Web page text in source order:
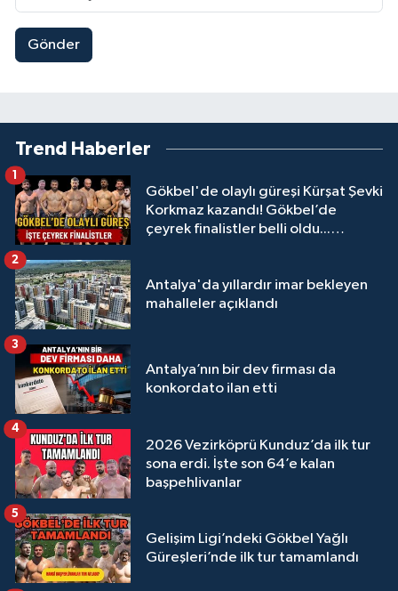
Gönder
Trend Haberler
Gökbel'de olaylı güreşi Kürşat Şevki
Korkmaz kazandı! Gökbel’de
çeyrek finalistler belli oldu...
1
Antalya'da yıllardır imar bekleyen
mahalleler açıklandı
2
Antalya’nın bir dev firması da
konkordato ilan etti
3
2026 Vezirköprü Kunduz’da ilk tur
sona erdi. İşte son 64’e kalan
başpehlivanlar
4
Gelişim Ligi’ndeki Gökbel Yağlı
Güreşleri’nde ilk tur tamamlandı
5